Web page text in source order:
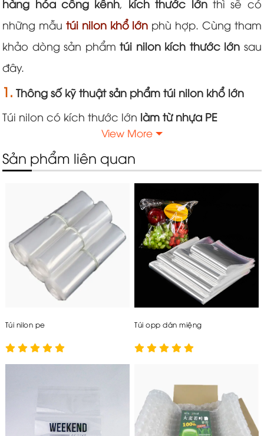
hàng hóa cồng kềnh, kích thước lớnthì sẽ có
những mẫutúi nilon khổ lớn phù hợp. Cùng tham
khảo dòng sản phẩmtúi nilon kích thước lớn sau
đây.
1. Thông số kỹ thuật sản phẩm túi nilon khổ lớn
Túi nilon có kích thước lớn làm từ nhựa PE
Túi nilon kích thước lớn.
Chất liệu:Nhựa PE.
: 1m, 1m5, 1m8, 2m...
0.02 – 3mm.
Kiểu dáng: Hàn đáy hoặc không hàn đáy.
Màu sắc: Nhiều màu, trong đótrắng tronglà màu
phổ biến và được sử dụng nhiều nhất.
Quy cách đóng gói: Thổi màng theo dạng ống
và được cuộn lại với kích thước lõi tương ứng.
View More
Sản phẩm liên quan
Túi nilon pe Túi opp dán miệng